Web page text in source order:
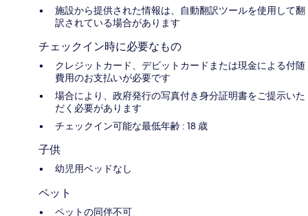
施設から提供された情報は、自動翻訳ツールを使用して翻
訳されている場合があります
チェックイン時に必要なもの
クレジットカード、デビットカードまたは現金による付随
費用のお支払いが必要です
場合により、政府発行の写真付き身分証明書をご提示いた
だく必要があります
チェックイン可能な最低年齢 : 18 歳
子供
幼児用ベッドなし
ペット
ペットの同伴不可